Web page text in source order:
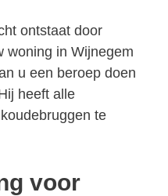
ontstaat door
woning in Wijnegem
u een beroep doen
heeft alle
te
voor